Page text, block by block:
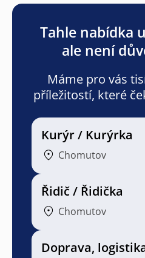
Tahle nabídka
ale není
Máme pro vás
příležitostí, které
Kurýr / Kurýrka
Chomutov
Řidič / Řidička
Chomutov
Doprava,